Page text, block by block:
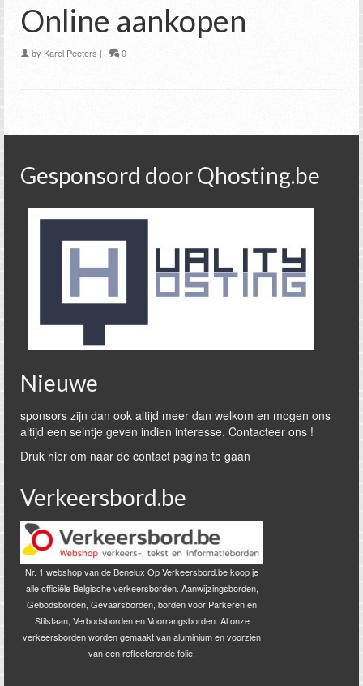
Online aankopen
by Karel Peeters | 0
Gesponsord door Qhosting.be
Nieuwe
sponsors zijn dan ook altijd meer dan welkom en mogen ons
altijd een seintje geven indien interesse. Contacteer ons !
Druk hier om naar de contact pagina te gaan
Verkeersbord.be
Nr. 1 webshop van de Benelux Op Verkeersbord.be koop je
alle officiële Belgische verkeersborden. Aanwijzingsborden,
Gebodsborden, Gevaarsborden, borden voor Parkeren en
Stilstaan, Verbodsborden en Voorrangsborden. Al onze
verkeersborden worden gemaakt van aluminium en voorzien
van een reflecterende folie.